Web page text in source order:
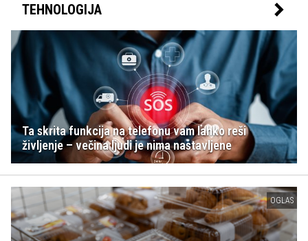
TEHNOLOGIJA
Ta skrita funkcija na telefonu vam lahko reši
življenje – večina ljudi je nima nastavljene
OGLAS